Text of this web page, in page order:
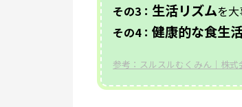
その3： 生活リズムを
その4： 健康的な食生
参考：スルスルむくみん｜ 株式